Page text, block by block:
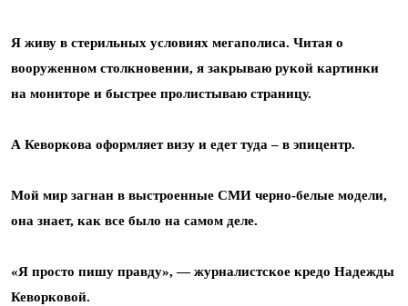
Я живу в стерильных условиях мегаполиса. Читая о
вооруженном столкновении, я закрываю рукой картинки
на мониторе и быстрее пролистываю страницу.
А Кеворкова оформляет визу и едет туда – в эпицентр.
Мой мир загнан в выстроенные СМИ черно-белые модели,
она знает, как все было на самом деле.
«Я просто пишу правду», — журналистское кредо Надежды
Кеворковой.